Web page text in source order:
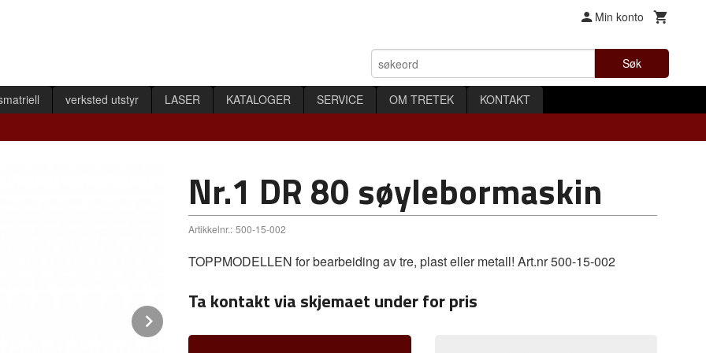
Min konto
Søk
verksted utstyr LASER KATALOGER SERVICE OM TRETEK KONTAKT
Nr.1 DR 80 søylebormaskin
Artikkelnr.: 500-15-002
TOPPMODELLEN for bearbeiding av tre, plast eller metall! Art.nr 500-15-002
Ta kontakt via skjemaet under for pris